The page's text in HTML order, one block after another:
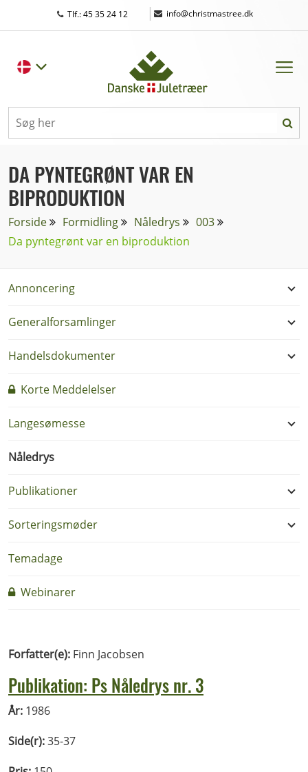
Tlf.: 45 35 24 12 | info@christmastree.dk
DA PYNTEGRØNT VAR EN
BIPRODUKTION
Forside Formidling Nåledrys
003
Da pyntegrønt var en biproduktion
Annoncering
Generalforsamlinger
Handelsdokumenter
Korte Meddelelser
Langesømesse
Nåledrys
Publikationer
Sorteringsmøder
Temadage
Webinarer
Forfatter(e): Finn Jacobsen
Publikation: Ps Nåledrys nr. 3
År: 1986
Side(r):35-37